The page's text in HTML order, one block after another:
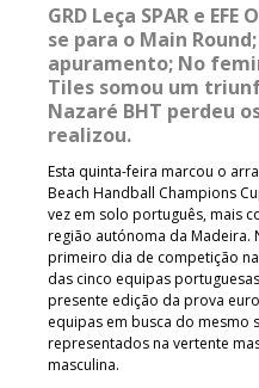
GRD Leça SPAR e
se para o Main
apuramento; No
Tiles somou um
Nazaré BHT perdeu
realizou.
Esta quinta-feira marcou o
Beach Handball Champions
vez em solo português, mais
região autónoma da Madeira.
primeiro dia de competição
das cinco equipas
presente edição da prova
equipas em busca do mesmo
representados na vertente
masculina.